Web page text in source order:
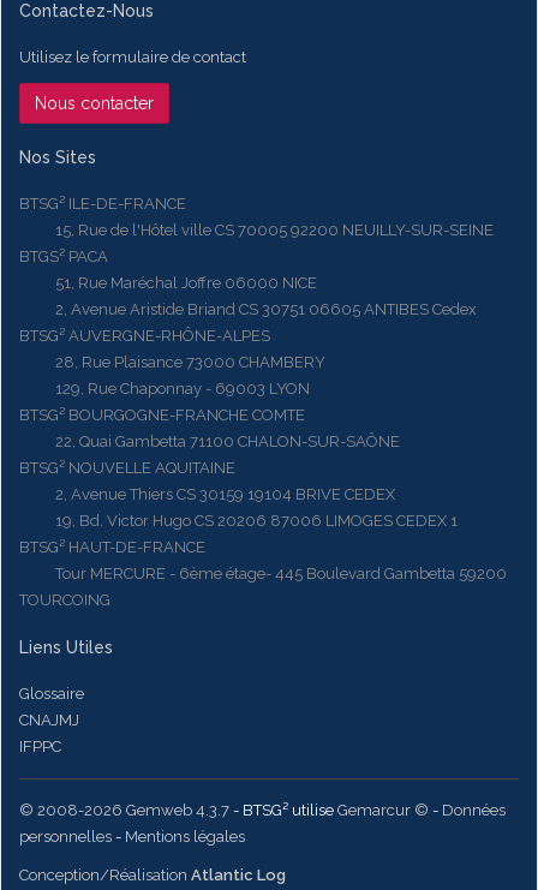
Contactez-Nous
Utilisez le formulaire de contact
Nous contacter
Nos Sites
BTSG² ILE-DE-FRANCE
15, Rue de l'Hôtel ville CS 70005 92200 NEUILLY-SUR-SEINE
BTGS² PACA
51, Rue Maréchal Joffre 06000 NICE
2, Avenue Aristide Briand CS 30751 06605 ANTIBES Cedex
BTSG² AUVERGNE-RHÔNE-ALPES
28, Rue Plaisance 73000 CHAMBERY
129, Rue Chaponnay - 69003 LYON
BTSG² BOURGOGNE-FRANCHE COMTE
22, Quai Gambetta 71100 CHALON-SUR-SAÔNE
BTSG² NOUVELLE AQUITAINE
2, Avenue Thiers CS 30159 19104 BRIVE CEDEX
19, Bd. Victor Hugo CS 20206 87006 LIMOGES CEDEX 1
BTSG² HAUT-DE-FRANCE
Tour MERCURE - 6ème étage- 445 Boulevard Gambetta 59200
TOURCOING
Liens Utiles
Glossaire
CNAJMJ
IFPPC
© 2008-2026 Gemweb 4.3.7 - BTSG² utilise Gemarcur © - Données
personnelles - Mentions légales
Conception/Réalisation Atlantic Log